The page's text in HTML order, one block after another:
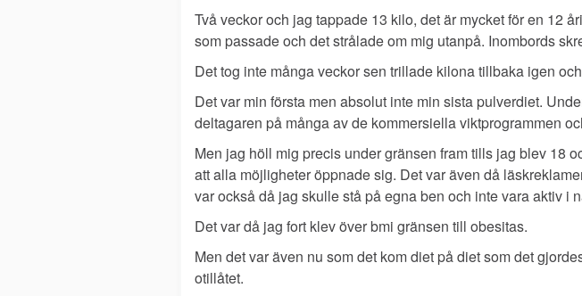
Två veckor och jag tappade 13 kilo, det är mycket för en 12
som passade och det strålade om mig utanpå. Inombords
Det tog inte många veckor sen trillade kilona tillbaka igen
Det var min första men absolut inte min sista pulverdiet.
deltagaren på många av de kommersiella viktprogrammen
Men jag höll mig precis under gränsen fram tills jag blev 18
att alla möjligheter öppnade sig. Det var även då
var också då jag skulle stå på egna ben och inte vara aktiv i
Det var då jag fort klev över bmi gränsen till obesitas.
Men det var även nu som det kom diet på diet som det
otillåtet.